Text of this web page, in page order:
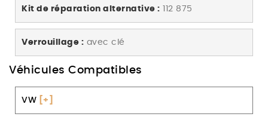
Kit de réparation alternative : 112 875
Verrouillage : avec clé
Véhicules Compatibles
VW [+]